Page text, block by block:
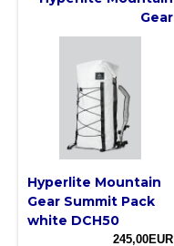
Gear
Hyperlite Mountain
Gear Summit Pack
white DCH50
245,00EUR